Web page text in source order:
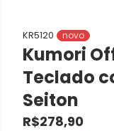
KR5120 novo
Kumori
Teclado
Seiton
R$278,90